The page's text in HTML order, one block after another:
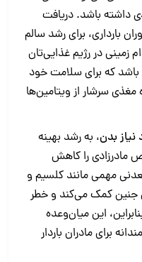
داشته باشد. دریافت
بارداری، برای رشد سالم
زمینی در رژیم غذایی‌تان
باشد که برای سلامت خود
مغذی سرشار از ویتامین‌ها
بدن، به رشد بهینه
مادرزادی را کاهش
مهمی مانند کلسیم و
جنین کمک می‌کند و خطر
این میان‌وعده
برای مادران باردار